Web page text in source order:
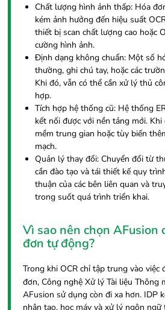
Chất lượng hình ảnh thấp: Hóa
kém ảnh hưởng đến hiệu suất
thiết bị scan chất lượng cao hoặc
cường hình ảnh.
Định dạng không chuẩn: Một số
thường, ghi chú tay, hoặc các
Khi đó, vẫn có thể cần xử lý thủ
hợp.
Tích hợp hệ thống cũ: Hệ thống
kết nối được với nền tảng mới. Khi
mềm trung gian hoặc tùy biến
mạch.
Quản lý thay đổi: Chuyển đổi từ
cần đào tạo và tái thiết kế quy
thuận của các bên liên quan và
trong suốt quá trình triển khai.
Vì sao nên chọn AFusion
đơn tự động?
Trong khi OCR chỉ tập trung vào việc
đơn, Công nghệ Xử lý Tài liệu Thông
AFusion sử dụng còn đi xa hơn. IDP
nhân tạo, học máy và xử lý ngôn